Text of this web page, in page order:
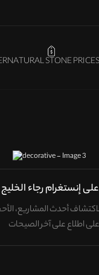
NATURAL STONE PRICES
على إنستغرام رجاء الخليج
أحدث المشاريع،